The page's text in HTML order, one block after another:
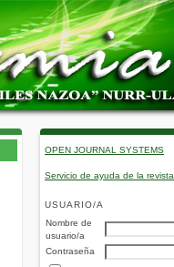
OPEN JOURNAL SYSTEMS
Servicio de ayuda de la revista
USUARIO/A
Nombre de
usuario/a
Contraseña